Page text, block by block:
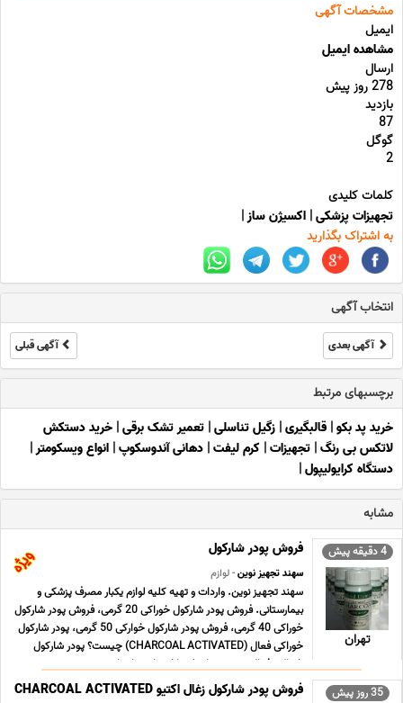
مشخصات آگهی
ایمیل
مشاهده ایمیل
ارسال
278 روز پیش
بازدید
87
گوگل
2
کلمات کلیدی
تجهیزات پزشکی| اکسیژن ساز|
به اشتراک بگذارید
انتخاب آگهی
آگهی بعدی آگهی قبلی
برچسبهای مرتبط
خرید پد بکو| قالبگیری| زگیل تناسلی| تعمیر تشک برقی| خرید دستکش
لاتکس بی رنگ| تجهیزات| کرم لیفت| دهانی آندوسکوپ| انواع ویسکومتر|
دستگاه کرایولیپول|
مشابه
4 دقیقه پیش
تهران
فروش پودر شارکول
سهند تجهیز نوین- لوازم
سهند تجهیز نوین. واردات و تهیه کلیه لوازم یکبار مصرف پزشکی و
بیمارستانی. فروش پودر شارکول خوراکی 20 گرمی، فروش پودر شارکول
خوراکی 40 گرمی، فروش پودر شارکول خوارکی 50 گرمی، پودر شارکول
خوراکی فعال (CHARCOAL ACTIVATED) چیست؟ پودر شارکول
خوراکی فعال جهت درمان غیر اختصاصی اورژانسی در ... ...
35 روز پیش فروش پودر شارکول زغال اکتیو CHARCOAL ACTIVATED